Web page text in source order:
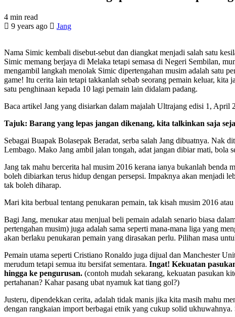
4 min read
9 years ago
Jang
Nama Simic kembali disebut-sebut dan diangkat menjadi salah satu
Simic memang berjaya di Melaka tetapi semasa di Negeri Sembilan,
mengambil langkah menolak Simic dipertengahan musim adalah satu
game! Itu cerita lain tetapi takkanlah sebab seorang pemain keluar,
satu penghinaan kepada 10 lagi pemain lain didalam padang.
Baca artikel Jang yang disiarkan dalam majalah Ultrajang edisi 1, April
Tajuk: Barang yang lepas jangan dikenang, kita talkinkan saja
Sebagai Buapak Bolasepak Beradat, serba salah Jang dibuatnya.
Lembago. Mako Jang ambil jalan tongah, adat jangan dibiar mati, bola
Jang tak mahu bercerita hal musim 2016 kerana ianya bukanlah benda
boleh dibiarkan terus hidup dengan persepsi. Impaknya akan menjadi
tak boleh diharap.
Mari kita berbual tentang penukaran pemain, tak kisah musim 2016
Bagi Jang, menukar atau menjual beli pemain adalah senario biasa
pertengahan musim) juga adalah sama seperti mana-mana liga yang
akan berlaku penukaran pemain yang dirasakan perlu. Pilihan masa
Pemain utama seperti Cristiano Ronaldo juga dijual dan Manchester
merudum tetapi semua itu bersifat sementara. Ingat! Kekuatan
hingga ke pengurusan. (contoh mudah sekarang, kekuatan pasukan
pertahanan? Kahar pasang ubat nyamuk kat tiang gol?)
Justeru, dipendekkan cerita, adalah tidak manis jika kita masih mahu
dengan rangkaian import berbagai etnik yang cukup solid